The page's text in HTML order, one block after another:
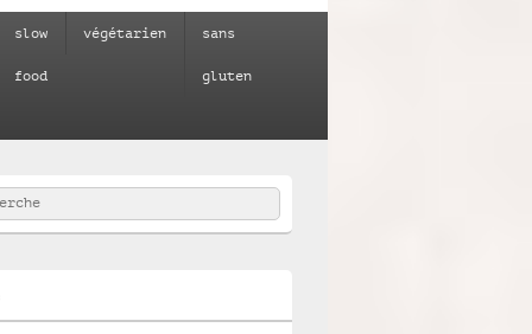
slow
food
végétarien sans
gluten
: